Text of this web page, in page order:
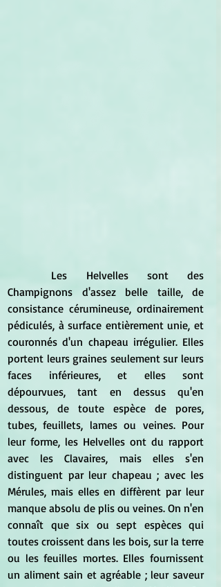
Champignons d'assez belle taille, de
consistance cérumineuse, ordinairement
pédiculés, à surface entièrement unie, et
couronnés d'un chapeau irrégulier. Elles
portent leurs graines seulement sur leurs
faces inférieures, et elles sont
dépourvues, tant en dessus qu'en
dessous, de toute espèce de pores,
tubes, feuillets, lames ou veines. Pour
leur forme, les Helvelles ont du rapport
avec les Clavaires, mais elles s'en
distinguent par leur chapeau ; avec les
Mérules, mais elles en diffèrent par leur
manque absolu de plis ou veines. On n'en
connaît que six ou sept espèces qui
toutes croissent dans les bois, sur la terre
ou les feuilles mortes. Elles fournissent
un aliment sain et agréable ; leur saveur